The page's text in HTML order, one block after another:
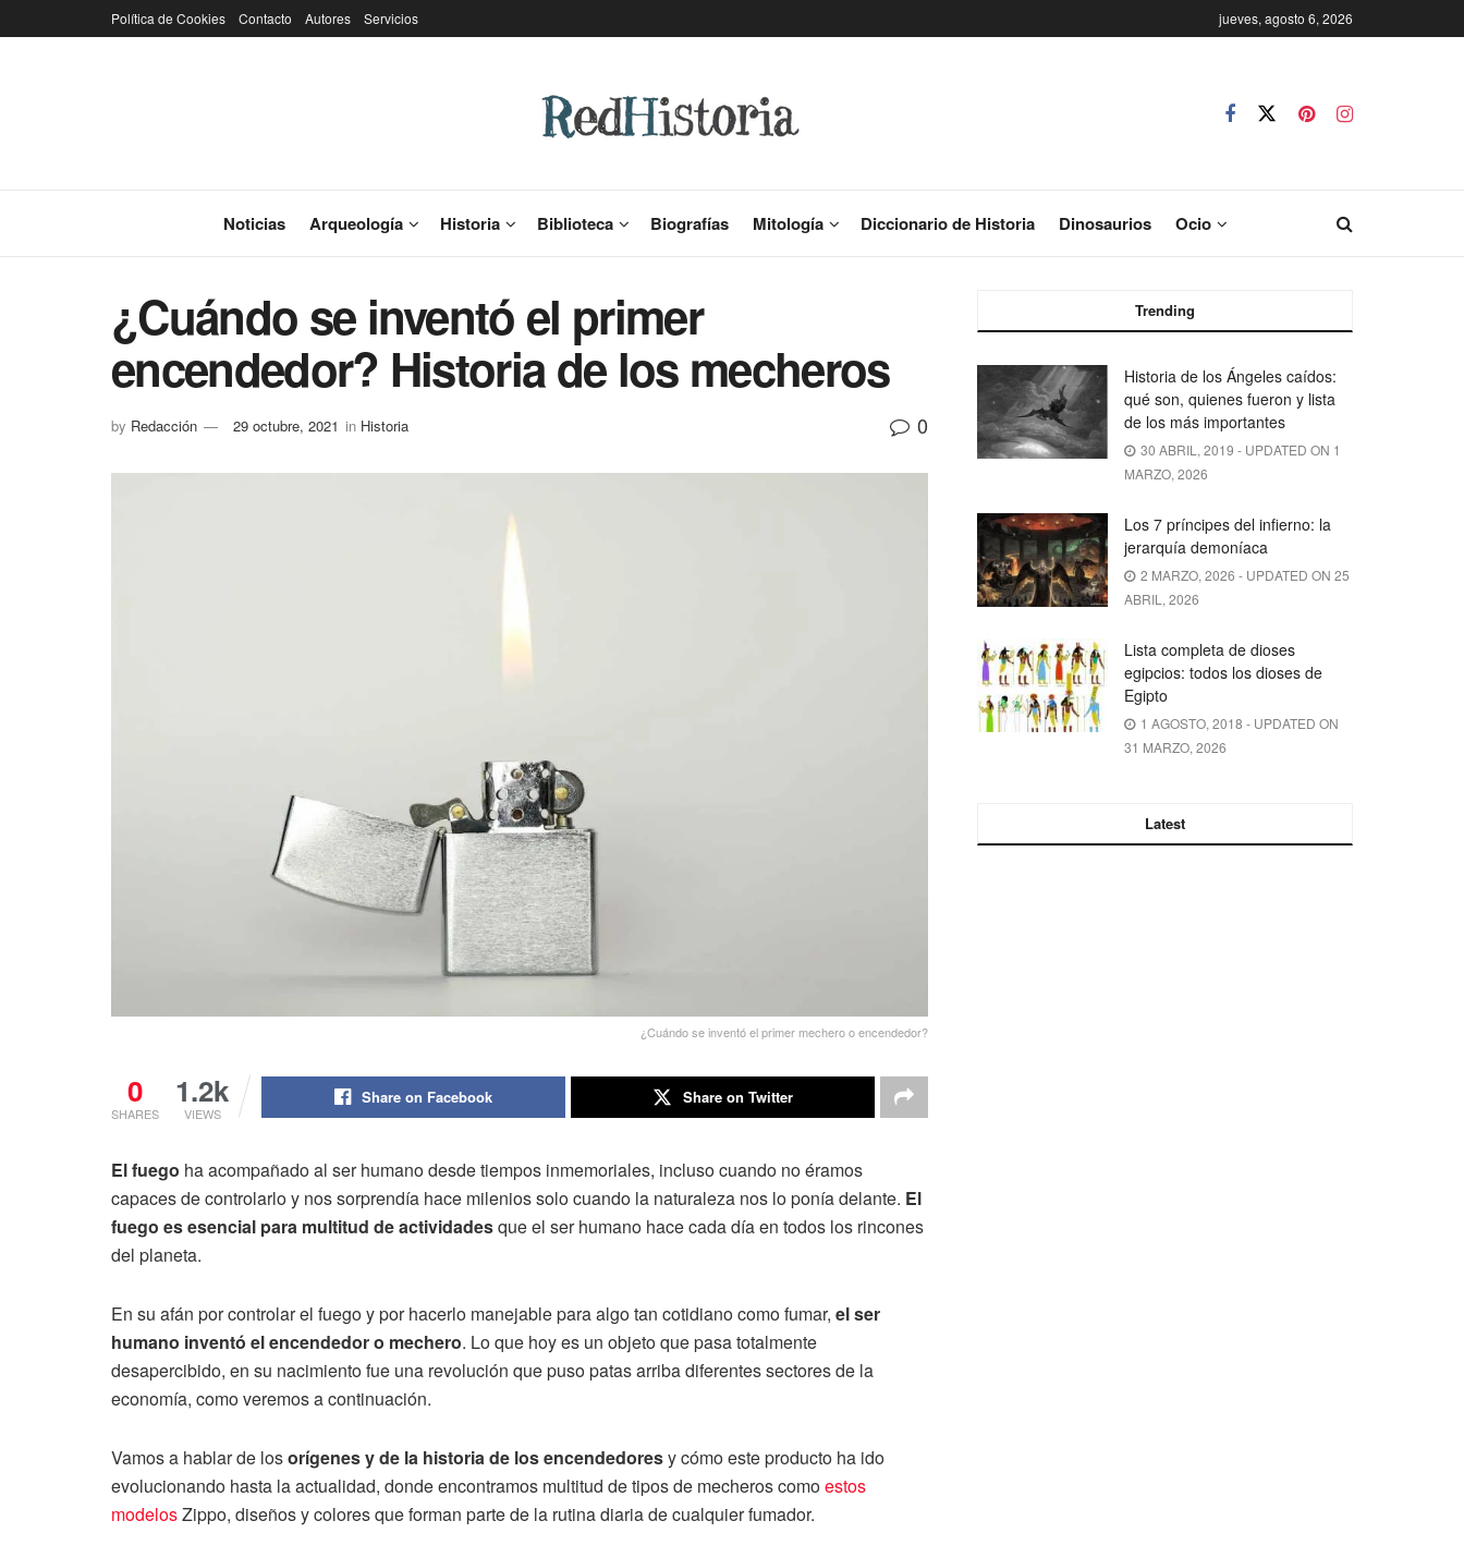
Política de Cookies Contacto Autores Servicios jueves, agosto 6, 2026
Noticias Arqueología Historia Biblioteca Biografías Mitología Diccionario de Historia Dinosaurios Ocio
¿Cuándo se inventó el primer
encendedor? Historia de los mecheros
by Redacción 29 octubre, 2021 in Historia 0
¿Cuándo se inventó el primer mechero o encendedor?
0
SHARES
1.2k
VIEWS
Share on Facebook Share on Twitter
El fuego ha acompañado al ser humano desde tiempos inmemoriales, incluso cuando no éramos
capaces de controlarlo y nos sorprendía hace milenios solo cuando la naturaleza nos lo ponía delante. El
fuego es esencial para multitud de actividadesque el ser humano hace cada día en todos los rincones
del planeta.
En su afán por controlar el fuego y por hacerlo manejable para algo tan cotidiano como fumar, el ser
humano inventó el encendedor o mechero. Lo que hoy es un objeto que pasa totalmente
desapercibido, en su nacimiento fue una revolución que puso patas arriba diferentes sectores de la
economía, como veremos a continuación.
Vamos a hablar de losorígenes y de la historia de los encendedoresy cómo este producto ha ido
evolucionando hasta la actualidad, donde encontramos multitud de tipos de mecheros comoestos
modelosZippo, diseños y colores que forman parte de la rutina diaria de cualquier fumador.
Trending
Historia de los Ángeles caídos:
qué son, quienes fueron y lista
de los más importantes
30 ABRIL, 2019 - UPDATED ON 1
MARZO, 2026
Los 7 príncipes del infierno: la
jerarquía demoníaca
2 MARZO, 2026 - UPDATED ON 25
ABRIL, 2026
Lista completa de dioses
egipcios: todos los dioses de
Egipto
1 AGOSTO, 2018 - UPDATED ON
31 MARZO, 2026
Latest